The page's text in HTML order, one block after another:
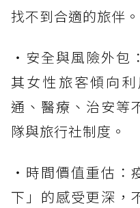
找不到合適的旅伴。
・安全與風險外包
其女性旅客傾向
通、醫療、治安等
隊與旅行社制度。
・時間價值重估：
下」的感受更深，